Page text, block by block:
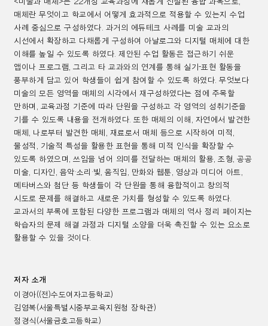
<미술과 매체 >는 22개정 교육과정에 새롭게 신설된 융합 과목으로
매체란 무엇이고 학교에서 어떻게 효과적으로 적용할 수 있는지 수업
사례 중심으로 구성하였다
과거의 에듀테크 사례를 미술 교과의
시선에서 확장하고 다채롭게 구성하여 아날로그와 디지털 매체에 대한
이해를 높일 수 있도록 하였다 .제안된 수업 활동은 접근하기 쉬운
앱이나 프로그램
,그리고 타 교과와의 연계를 통해 실기-표현 활동을
풍부하게 담고 있어 학생들이 쉽게 참여할 수 있도록 하였다 .무엇보다
미술의 모든 영역을 매체의 시각에서 재구성하였다는 점에 주목할
만하며
교육과정 기준에 따라 단원을 구성하고 각 영역의 성취기준을
기를 수 있도록 내용을 전개하였다
또한 매체의 이해
자연에서 발견한
매체
나로부터 발견한 매체 재료로서 매체 등으로 시작하여 미적
물성적
기술적 특성을 활용한 표현을 통해 미적 인식을 확장할 수
있도록 하였으며
쓰임을 넘어 의미를 전달하는 매체의 활용 조형 ,공공
미술
디자인 음악·소리 ·빛 ,움직임 만화와 웹툰 영상과 미디어 아트
메타버스와 첨단 등 학생들이 각 단원을 통해 융합적이고 창의적
시도로 문제를 해결하고 새로운 가치를 형성할 수 있도록 하였다
교과서의 부록에 포함된 다양한 프로그램과 매체의 역사 정리 페이지는
학습자의 문제 해결 과정과 디지털 소양을 더욱 촉진할 수 있는 요소로
활용할 수 있을 것이다
저자 소개
이경아((전 )수도여자고등학교)
김영복(서울특별시중부교육지원청 장학관)
정경식 (서울금호고등학교)